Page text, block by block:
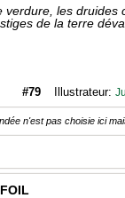
les druides
de la terre
#79 Illustrateur:
n'est pas choisie ici